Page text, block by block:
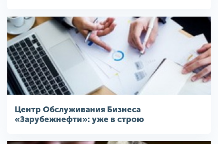
Центр Обслуживания Бизнеса
«Зарубежнефти»: уже в строю